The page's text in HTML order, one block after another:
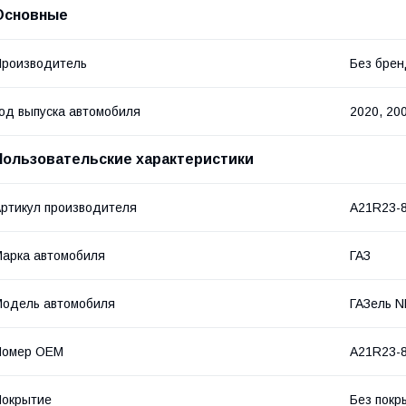
Без
выпуска автомобиля 2020,
характеристики
производителя A21R23-
автомобиля ГАЗ
автомобиля ГАЗель
OEM A21R23-
Без